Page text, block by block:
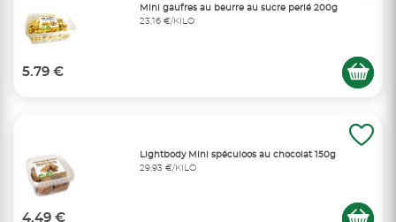
Mini gaufres au beurre au sucre perlé 200g
23,16 €/KILO
5.79 €
Lightbody Mini spéculoos au chocolat 150g
29,93 €/KILO
4.49 €